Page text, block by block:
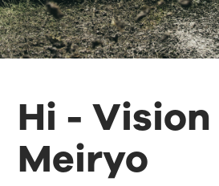
Hi - Vision
Meiryo